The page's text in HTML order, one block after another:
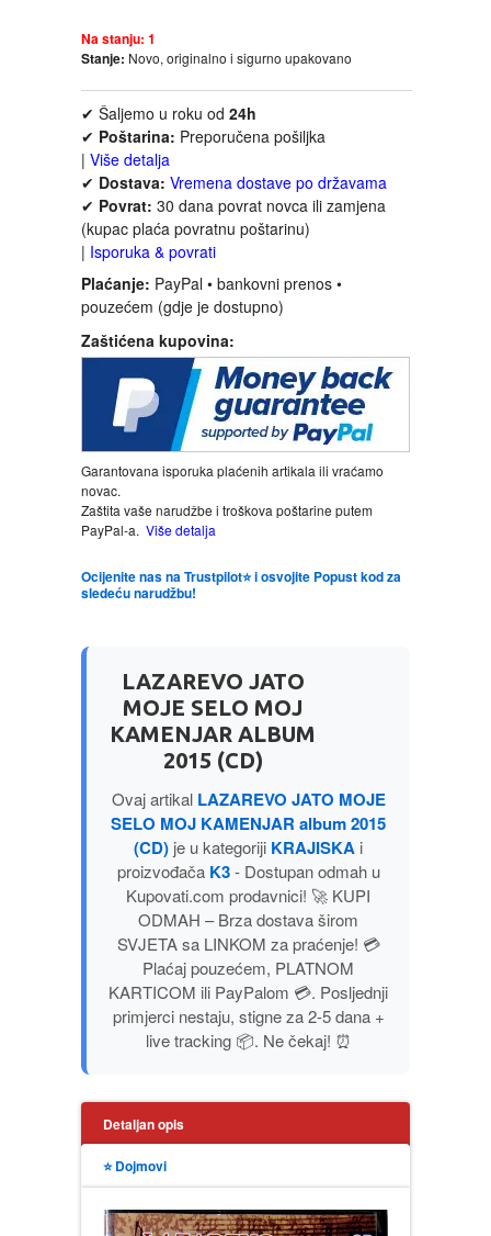
KNJIGE ZA DECU
KOMEDIJA
KRIMINALISTIČKI
KUVARI
LJUBAVNI
MITOLOGIJA
MUZIKA
NAUČNA FANTASTIKA
NAUKA
POEZIJA
PRIČE
PUBLICISTIKA
PUTOPISI
STRIP
TEORIJE ZAVERE
TINEJDŽ
UMETNOST
Na stanju: 1
Stanje: Novo, originalno i sigurno upakovano
✔ Šaljemo u roku od 24h
✔ Poštarina: Preporučena pošiljka
| Više detalja
✔ Dostava: Vremena dostave po državama
✔ Povrat: 30 dana povrat novca ili zamjena
(kupac plaća povratnu poštarinu)
| Isporuka & povrati
Plaćanje: PayPal • bankovni prenos •
pouzećem (gdje je dostupno)
Zaštićena kupovina:
Garantovana isporuka plaćenih artikala ili vraćamo
novac.
Zaštita vaše narudžbe i troškova poštarine putem
PayPal-a. Više detalja
Ocijenite nas na Trustpilot⭐ i osvojite Popust kod za
sledeću narudžbu!
LAZAREVO JATO
MOJE SELO MOJ
KAMENJAR ALBUM
2015 (CD)
Ovaj artikal LAZAREVO JATO MOJE
SELO MOJ KAMENJAR album 2015
(CD) je u kategoriji KRAJISKA i
proizvođača K3- Dostupan odmah u
Kupovati.com prodavnici! 🚀 KUPI
ODMAH – Brza dostava širom
SVJETA sa LINKOM za praćenje! 💳
Plaćaj pouzećem, PLATNOM
KARTICOM ili PayPalom 💳. Posljednji
primjerci nestaju, stigne za 2-5 dana +
live tracking 📦. Ne čekaj! ⏰
Detaljan opis
⭐ Dojmovi